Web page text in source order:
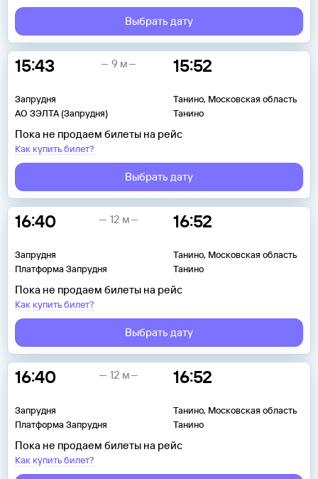
Выбрать дату
15:43
Запрудня
АО ЗЭЛТА (Запрудня)
15:52
Танино, Московская область
Танино
9 м
Пока не продаем билеты на рейс
Как купить билет?
Выбрать дату
16:40
Запрудня
Платформа Запрудня
16:52
Танино, Московская область
Танино
12 м
Пока не продаем билеты на рейс
Как купить билет?
Выбрать дату
16:40
Запрудня
Платформа Запрудня
16:52
Танино, Московская область
Танино
12 м
Пока не продаем билеты на рейс
Как купить билет?